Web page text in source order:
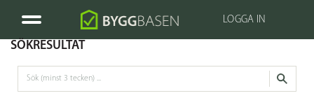
LOGGA IN
SÖKRESULTAT